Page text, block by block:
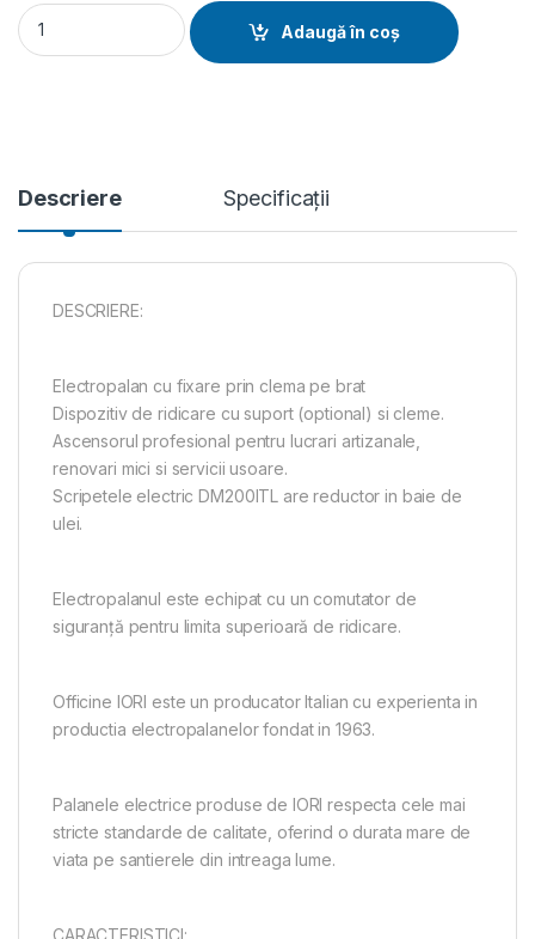
Electropalan profesional 200 KG, 100 metri cablu - IORI-
Adaugă în coș
Descriere Specificații
DESCRIERE:
Electropalan cu fixare prin clema pe brat
Dispozitiv de ridicare cu suport (optional) si cleme.
Ascensorul profesional pentru lucrari artizanale,
renovari mici si servicii usoare.
Scripetele electric DM200ITL are reductor in baie de
ulei.
Electropalanul este echipat cu un comutator de
siguranță pentru limita superioară de ridicare.
Officine IORI este un producator Italian cu experienta in
productia electropalanelor fondat in 1963.
Palanele electrice produse de IORI respecta cele mai
stricte standarde de calitate, oferind o durata mare de
viata pe santierele din intreaga lume.
CARACTERISTICI: